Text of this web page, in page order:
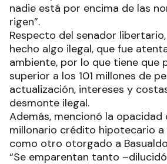
nadie está por encima de las
rigen”.
Respecto del senador
hecho algo ilegal, que fue
ambiente, por lo que tiene que
superior a los 101 millones de
actualización, intereses y
desmonte ilegal.
Además, mencionó la opacidad
millonario crédito hipotecario a
como otro otorgado a
“Se emparentan tanto